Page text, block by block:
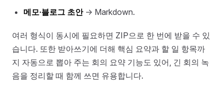
메모·블로그 초안→ Markdown.
여러 형식이 동시에 필요하면 ZIP으로 한 번에 받을 수 있
습니다. 또한 받아쓰기에 더해 핵심 요약과 할 일 항목까
지 자동으로 뽑아 주는 회의 요약 기능도 있어, 긴 회의 녹
음을 정리할 때 함께 쓰면 유용합니다.